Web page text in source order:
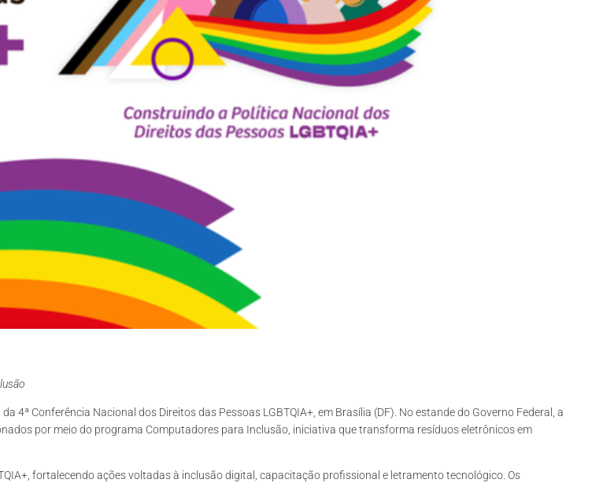
Conferência Nacional dos Direitos das Pessoas LGBTQIA+, em Brasília (DF). No estande do Governo Federal, a
por meio do programa Computadores para Inclusão, iniciativa que transforma resíduos eletrônicos em
fortalecendo ações voltadas à inclusão digital, capacitação profissional e letramento tecnológico. Os